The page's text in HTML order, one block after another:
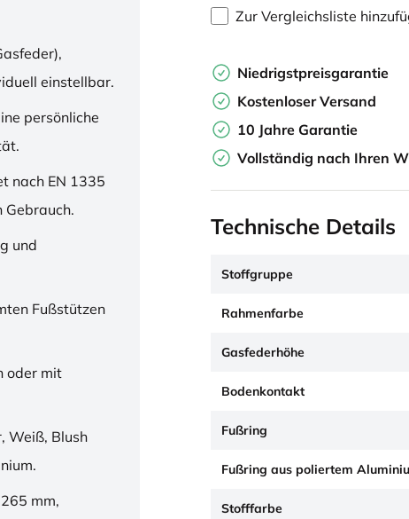
einstellbar.
persönliche
nach EN 1335
Gebrauch.
und
Fußstützen
oder mit
Weiß, Blush
mm,
Zur Vergleichsliste
Niedrigstpreisgarantie
Kostenloser Versand
10 Jahre Garantie
Vollständig nach Ihren
Technische Details
Stoffgruppe
Rahmenfarbe
Gasfederhöhe
Bodenkontakt
Fußring
Fußring aus poliertem
Stofffarbe